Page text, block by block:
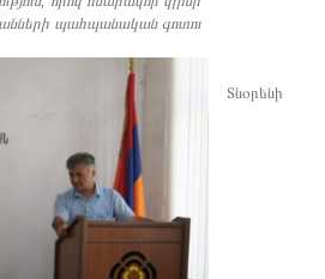
պահպանական գոտու
Տնօրենի